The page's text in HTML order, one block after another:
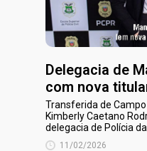
Delegacia de
com nova
Transferida de
Kimberly Caetano
delegacia de Polícia
11/02/2026